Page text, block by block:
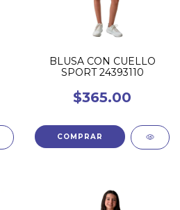
BLUSA CON CUELLO
SPORT 24393110
$365.00
COMPRAR